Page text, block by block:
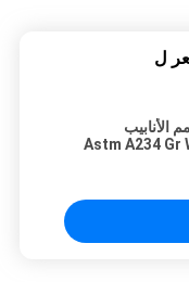
ل
الكربون الصلب 100 مم الأنابيب